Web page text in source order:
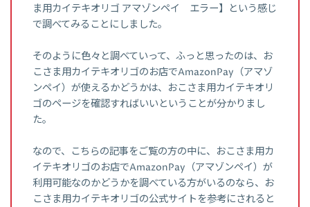
ま用カイテキオリゴ アマゾンペイ エラー】という感じ
で調べてみることにしました。
そのように色々と調べていって、ふっと思ったのは、お
こさま用カイテキオリゴのお店でAmazonPay（アマゾ
ンペイ）が使えるかどうかは、おこさま用カイテキオリ
ゴのページを確認すればいいということが分かりまし
た。
なので、こちらの記事をご覧の方の中に、おこさま用カ
イテキオリゴのお店でAmazonPay（アマゾンペイ）が
利用可能なのかどうかを調べている方がいるのなら、お
こさま用カイテキオリゴの公式サイトを参考にされると